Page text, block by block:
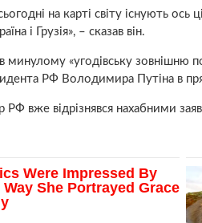
на карті світу існують
і Грузія», – сказав він.
«угодівську зовнішню
РФ Володимира Путіна в
РФ вже відрізнявся нахабними